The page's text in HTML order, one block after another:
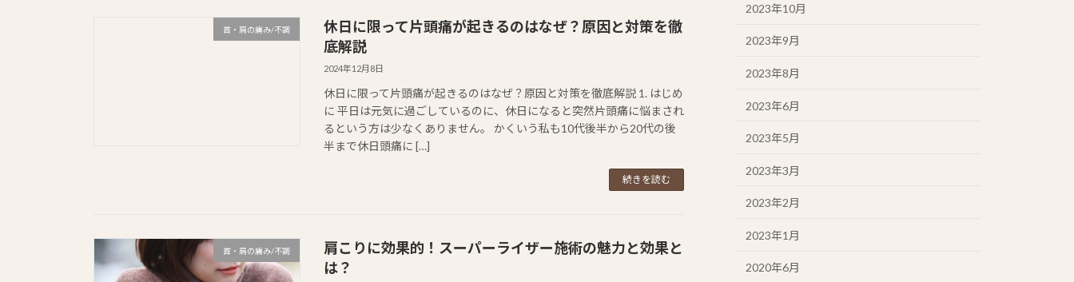
首・肩の痛み/不調
休日に限って片頭痛が起きるのはなぜ？原因と対策を徹
底解説
2024年12月8日
休日に限って片頭痛が起きるのはなぜ？原因と対策を徹底解説 1. はじめ
に 平日は元気に過ごしているのに、休日になると突然片頭痛に悩まされ
るという方は少なくありません。 かくいう私も10代後半から20代の後
半まで休日頭痛に […]
続きを読む
首・肩の痛み/不調
肩こりに効果的！スーパーライザー施術の魅力と効果と
は？
2023年10月
2023年9月
2023年8月
2023年6月
2023年5月
2023年3月
2023年2月
2023年1月
2020年6月